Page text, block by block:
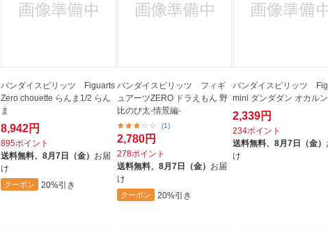
バンダイスピリッツ Figuarts
Zero chouette らんま1/2 らん
ま
8,942円
895ポイント
送料無料、8月7日（金） お届
け
クーポン 20%引き
バンダイスピリッツ フィギ
ュアーツZERO ドラえもん 野
比のび太-情景編-
(1)
2,780円
278ポイント
送料無料、 8月7日（金） お届
け
クーポン 20%引き
バンダイスピリッツ
mini ダンダダン オカルン
2,339円
234ポイント
送料無料、8月7日（金）
け